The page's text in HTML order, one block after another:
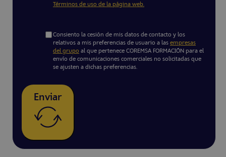
Términos de uso de la página web.
Consiento la cesión de mis datos de contacto y los
relativos a mis preferencias de usuario a las empresas
del grupo al que pertenece COREMSA FORMACIÓN para el
envío de comunicaciones comerciales no solicitadas que
se ajusten a dichas preferencias.
Enviar